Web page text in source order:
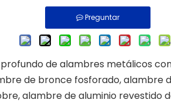
Preguntar
de alambres metálicos
de bronce fosforado,
alambre de aluminio revestido